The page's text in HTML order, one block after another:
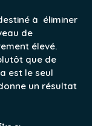
à éliminer
de
élevé.
que de
est le seul
un résultat